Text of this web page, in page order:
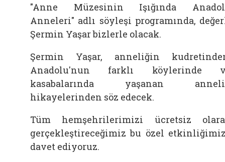
"Anne Müzesinin Işığında
Anneleri" adlı söyleşi programında,
Şermin Yaşar bizlerle olacak.
Şermin Yaşar, anneliğin
Anadolu'nun farklı köylerinde
kasabalarında yaşanan
hikayelerinden söz edecek.
Tüm hemşehrilerimizi ücretsiz
gerçekleştireceğimiz bu özel
davet ediyoruz.